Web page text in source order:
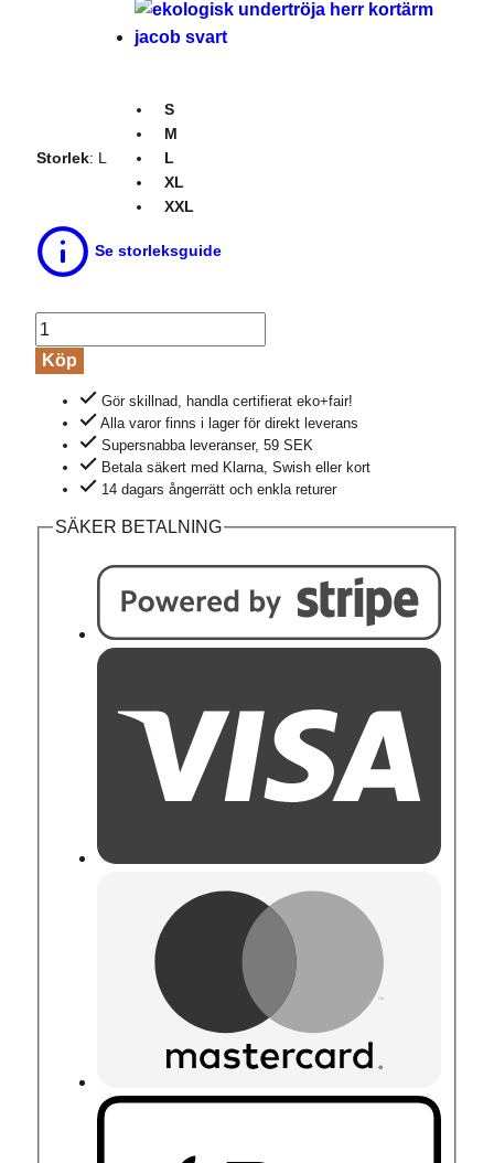
Storlek: L
S
M
L
XL
XXL
Se storleksguide
Undertröja
herr
kortärm
100%
JACOB
naturvit
mängd
Köp
Gör skillnad, handla certifierat eko+fair!
Alla varor finns i lager för direkt leverans
Supersnabba leveranser, 59 SEK
Betala säkert med Klarna, Swish eller kort
14 dagars ångerrätt och enkla returer
SÄKER BETALNING